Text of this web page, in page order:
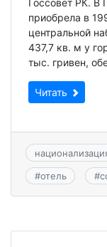
Госсовет РК. В
приобрела в
центральной
437,7 кв. м у
тыс. гривен,
Читать
#отель #